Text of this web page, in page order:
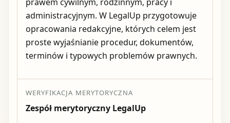
administracyjnym. W LegalUp przygotowuje
opracowania redakcyjne, których celem jest
proste wyjaśnianie procedur, dokumentów,
terminów i typowych problemów prawnych.
WERYFIKACJA MERYTORYCZNA
Zespół merytoryczny LegalUp